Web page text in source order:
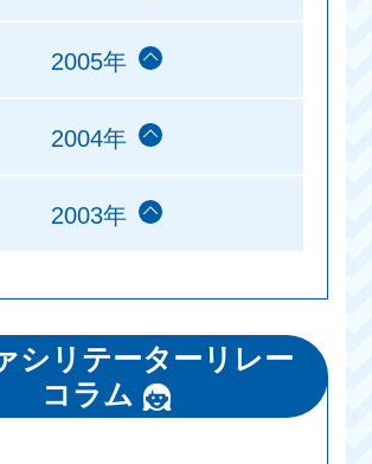
2005年
2004年
2003年
シリテーターリレー
コラム